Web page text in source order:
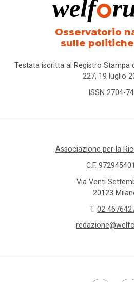
Osservatorio
sulle
Testata iscritta al Registro Stampa
227, 19 luglio
ISSN 2704-
Associazione per la
C.F.
Via Venti
20123
T. 02